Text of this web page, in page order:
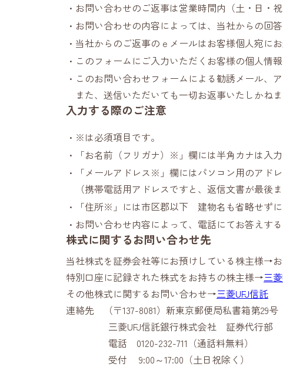
お問い合わせのご返事は営業時間内（土・日・
お問い合わせの内容によっては、当社からの回
当社からのご返事のｅメールはお客様個人宛に
このフォームにご入力いただくお客様の個人情
このお問い合わせフォームによる勧誘メール、
また、送信いただいても一切お返事いたしかね
入力する際のご注意
※は必須項目です。
「お名前（フリガナ）※」欄には半角カナは入力
「メールアドレス※」欄にはパソコン用のアド
（携帯電話用アドレスですと、返信文書が最後
「住所※」には市区郡以下 建物名も省略せずに
お問い合わせ内容によって、電話にてお答えす
株式に関するお問い合わせ先
当社株式を証券会社等にお預けしている株主様→
特別口座に記録された株式をお持ちの株主様→三
その他株式に関するお問い合わせ→三菱UFJ信託
連絡先
（〒137-8081）新東京郵便局私書箱第29号
三菱UFJ信託銀行株式会社 証券代行部
電話 0120-232-711 （通話料無料）
受付 9:00～17:00（土日祝除く）